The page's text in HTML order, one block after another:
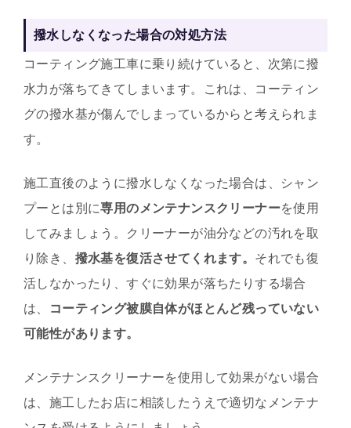
撥水しなくなった場合の対処方法
コーティング施工車に乗り続けていると、次第に撥
水力が落ちてきてしまいます。これは、コーティン
グの撥水基が傷んでしまっているからと考えられま
す。
施工直後のように撥水しなくなった場合は、シャン
プーとは別に専用のメンテナンスクリーナーを使用
してみましょう。クリーナーが油分などの汚れを取
り除き、 撥水基を復活させてくれます。 それでも復
活しなかったり、すぐに効果が落ちたりする場合
は、
コーティング被膜自体がほとんど残っていない
可能性があります。
メンテナンスクリーナーを使用して効果がない場合
は、施工したお店に相談したうえで適切なメンテナ